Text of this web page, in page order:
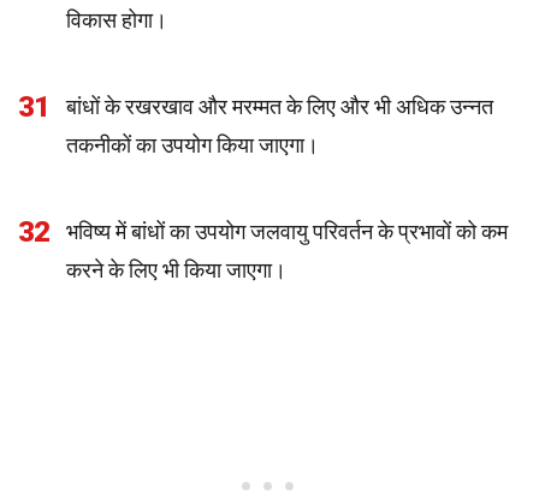
विकास होगा।
31
बांधों के रखरखाव और मरम्मत के लिए और भी अधिक उन्नत
तकनीकों का उपयोग किया जाएगा।
32
भविष्य में बांधों का उपयोग जलवायु परिवर्तन के प्रभावों को कम
करने के लिए भी किया जाएगा।